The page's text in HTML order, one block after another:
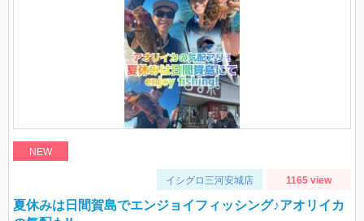
NEW
イシグロ三河安城店 1165 view
夏休みは日間賀島でエンジョイフィッシング♪アオリイカ